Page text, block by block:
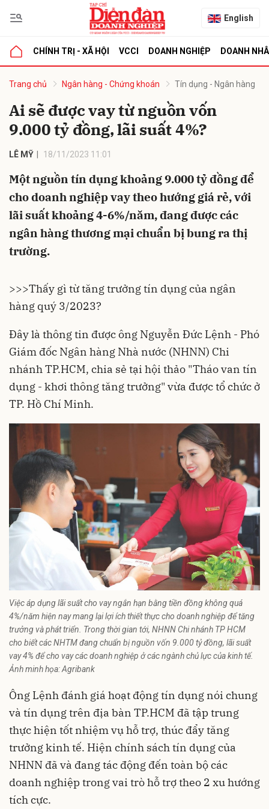
English
CHÍNH TRỊ - XÃ HỘI VCCI DOANH NGHIỆP DOANH
Trang chủ Ngân hàng - Chứng khoán Tín dụng - Ngân hàng
Ai sẽ được vay từ nguồn vốn
9.000 tỷ đồng, lãi suất 4%?
LÊ MỸ 18/11/2023 11:01
Một nguồn tín dụng khoảng 9.000 tỷ đồng để
cho doanh nghiệp vay theo hướng giá rẻ, với
lãi suất khoảng 4-6%/năm, đang được các
ngân hàng thương mại chuẩn bị bung ra thị
trường.
>>>Thấy gì từ tăng trưởng tín dụng của ngân
hàng quý 3/2023?
Đây là thông tin được ông Nguyễn Đức Lệnh - Phó
Giám đốc Ngân hàng Nhà nước (NHNN) Chi
nhánh TP.HCM, chia sẻ tại hội thảo "Tháo van tín
dụng - khơi thông tăng trưởng" vừa được tổ chức ở
TP. Hồ Chí Minh.
Việc áp dụng lãi suất cho vay ngắn hạn bằng tiền đồng không quá
4%/năm hiện nay mang lại lợi ích thiết thực cho doanh nghiệp để tăng
trưởng và phát triển. Trong thời gian tới, NHNN Chi nhánh TP HCM
cho biết các NHTM đang chuẩn bị nguồn vốn 9.000 tỷ đồng, lãi suất
vay 4% để cho vay các doanh nghiệp ở các ngành chủ lực của kinh tế.
Ảnh minh họa: Agribank
Ông Lệnh đánh giá hoạt động tín dụng nói chung
và tín dụng trên địa bàn TP.HCM đã tập trung
thực hiện tốt nhiệm vụ hỗ trợ, thúc đẩy tăng
trưởng kinh tế. Hiện chính sách tín dụng của
NHNN đã và đang tác động đến toàn bộ các
doanh nghiệp trong vai trò hỗ trợ theo 2 xu hướng
tích cực.
luận
Hủy